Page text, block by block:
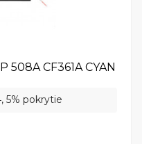
508A CF361A CYAN
5% pokrytie